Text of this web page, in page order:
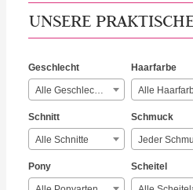
UNSERE
Geschlecht
Alle Geschlechter
Haarfarbe
Alle
Schnitt
Alle Schnitte
Schmuck
Jeder
Pony Scheitel